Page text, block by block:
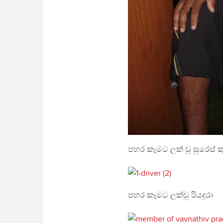
පහර කෑමට ලක් වූ සුරෙස්
පහර කෑමට ලක්වු රියදුරා